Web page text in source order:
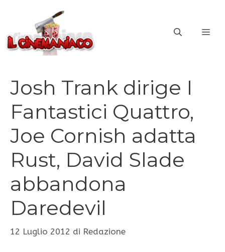
contenuto
Josh Trank dirige I
Fantastici Quattro,
Joe Cornish adatta
Rust, David Slade
abbandona
Daredevil
12 Luglio 2012 di Redazione